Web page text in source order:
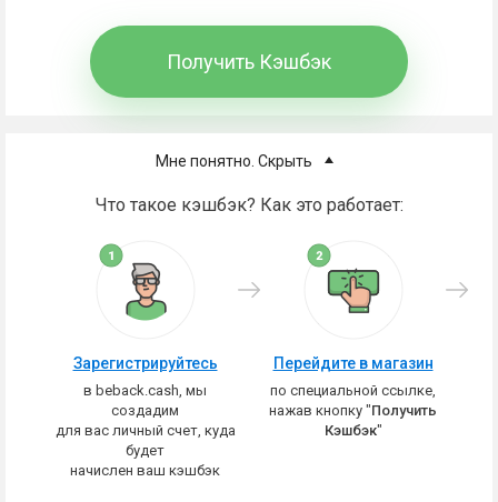
Мне понятно. Скрыть
Что такое кэшбэк? Как это работает:
Зарегистрируйтесь
в beback.cash, мы
создадим
для вас личный счет, куда
будет
начислен ваш кэшбэк
Перейдите в магазин
по специальной ссылке,
нажав кнопку "Получить
Кэшбэк"
Получить Кэшбэк